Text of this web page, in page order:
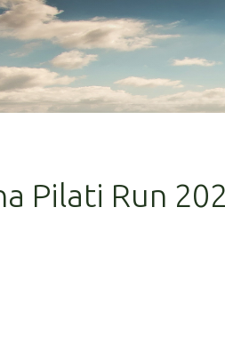
Pilati Run